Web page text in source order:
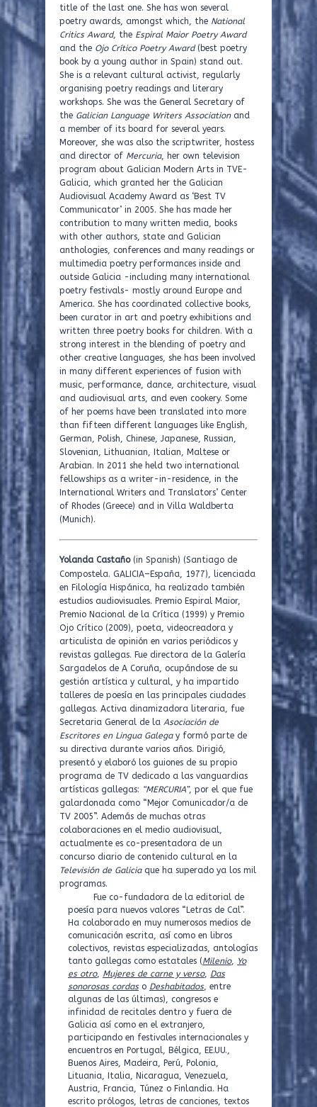
title of the last one. She has won several
poetry awards, amongst which, the National
Critics Award, the Espiral Maior Poetry Award
and the Ojo Crítico Poetry Award(best poetry
book by a young author in Spain) stand out.
She is a relevant cultural activist, regularly
organising poetry readings and literary
workshops. She was the General Secretary of
the Galician Language Writers Associationand
a member of its board for several years.
Moreover, she was also the scriptwriter, hostess
and director of Mercuria, her own television
program about Galician Modern Arts in TVE-
Galicia, which granted her the Galician
Audiovisual Academy Award as ‘Best TV
Communicator’ in 2005. She has made her
contribution to many written media, books
with other authors, state and Galician
anthologies, conferences and many readings or
multimedia poetry performances inside and
outside Galicia -including many international
poetry festivals- mostly around Europe and
America. She has coordinated collective books,
been curator in art and poetry exhibitions and
written three poetry books for children. With a
strong interest in the blending of poetry and
other creative languages, she has been involved
in many different experiences of fusion with
music, performance, dance, architecture, visual
and audiovisual arts, and even cookery. Some
of her poems have been translated into more
than fifteen different languages like English,
German, Polish, Chinese, Japanese, Russian,
Slovenian, Lithuanian, Italian, Maltese or
Arabian. In 2011 she held two international
fellowships as a writer-in-residence, in the
International Writers and Translators’ Center
of Rhodes (Greece) and in Villa Waldberta
(Munich).
Yolanda Castaño(in Spanish) (Santiago de
Compostela. GALICIA–España, 1977), licenciada
en Filología Hispánica, ha realizado también
estudios audiovisuales. Premio Espiral Maior,
Premio Nacional de la Crítica (1999) y Premio
Ojo Crítico (2009), poeta, videocreadora y
articulista de opinión en varios periódicos y
revistas gallegas. Fue directora de la Galería
Sargadelos de A Coruña, ocupándose de su
gestión artística y cultural, y ha impartido
talleres de poesía en las principales ciudades
gallegas. Activa dinamizadora literaria, fue
Secretaria General de la Asociación de
Escritores en Lingua Galega y formó parte de
su directiva durante varios años. Dirigió,
presentó y elaboró los guiones de su propio
programa de TV dedicado a las vanguardias
artísticas gallegas: “MERCURIA”, por el que fue
galardonada como “Mejor Comunicador/a de
TV 2005”. Además de muchas otras
colaboraciones en el medio audiovisual,
actualmente es co-presentadora de un
concurso diario de contenido cultural en la
Televisión de Galiciaque ha superado ya los mil
programas.
Fue co-fundadora de la editorial de
poesía para nuevos valores “Letras de Cal”.
Ha colaborado en muy numerosos medios de
comunicación escrita, así como en libros
colectivos, revistas especializadas, antologías
tanto gallegas como estatales (Milenio,
Yo
es otro, Mujeres de carne y verso, Das
sonorosas cordaso Deshabitados, entre
algunas de las últimas), congresos e
infinidad de recitales dentro y fuera de
Galicia así como en el extranjero,
participando en festivales internacionales y
encuentros en Portugal, Bélgica, EE.UU.,
Buenos Aires, Madeira, Perú, Polonia,
Lituania, Italia, Nicaragua, Venezuela,
Austria, Francia, Túnez o Finlandia. Ha
escrito prólogos, letras de canciones, textos